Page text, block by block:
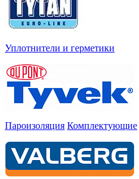
Уплотнители и герметики
Пароизоляция Комплектующие